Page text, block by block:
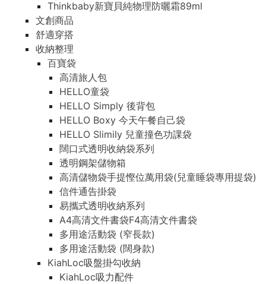
Thinkbaby新寶貝純物理防曬霜89ml
文創商品
舒適穿搭
收納整理
百寶袋
高清旅人包
HELLO童袋
HELLO Simply 後背包
HELLO Boxy 今天午餐自己袋
HELLO Slimily 兒童撞色功課袋
闊口式透明收納袋系列
透明鋼架儲物箱
高清儲物袋手提慳位萬用袋(兒童睡袋專用提袋)
信件通告掛袋
易攜式透明收納系列
A4高清文件書袋F4高清文件書袋
多用途活動袋 (窄長款)
多用途活動袋 (闊身款)
KiahLoc吸盤掛勾收納
KiahLoc吸力配件